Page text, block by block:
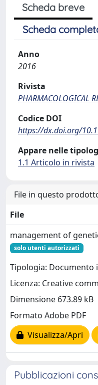
Scheda breve
Scheda
Anno
2016
Rivista
PHARMACOLOGICAL
Codice DOI
https://dx.doi.org/
Appare nelle
1.1 Articolo in rivista
File in questo
File
management of
solo utenti autorizzati
Tipologia: Documento
Licenza: Creative
Dimensione 673.89 kB
Formato Adobe PDF
Visualizza/Apri
Pubblicazioni